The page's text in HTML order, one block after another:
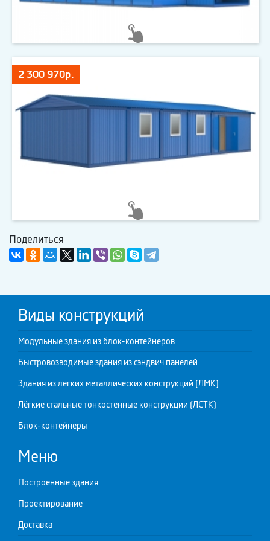
2 300 970р.
Поделиться
Виды конструкций
Модульные здания из блок-контейнеров
Быстровозводимые здания из сэндвич панелей
Здания из легких металлических конструкций (ЛМК)
Лёгкие стальные тонкостенные конструкции (ЛСТК)
Блок-контейнеры
Меню
Построенные здания
Проектирование
Доставка